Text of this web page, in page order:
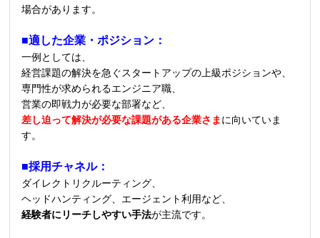
場合があります。
■適した企業・ポジション：
一例としては、
経営課題の解決を急ぐスタートアップの上級ポジションや、
専門性が求められるエンジニア職、
営業の即戦力が必要な部署など、
差し迫って解決が必要な課題がある企業さま に向いていま
す。
■採用チャネル：
ダイレクトリクルーティング、
ヘッドハンティング、エージェント利用など、
経験者にリーチしやすい手法が主流です。